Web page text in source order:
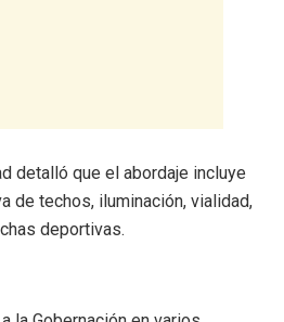
detalló que el abordaje incluye
de techos, iluminación, vialidad,
deportivas.